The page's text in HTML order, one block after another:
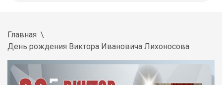
Главная
День рождения Виктора Ивановича Лихоносова